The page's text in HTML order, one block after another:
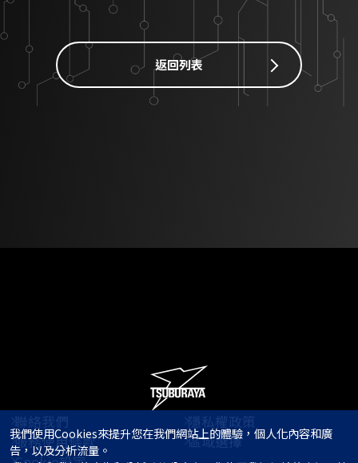
返回列表
聯絡我們
隱私權政策
服務使用條款
區域選擇
我們使用Cookies來提升您在我們網站上的體驗，個人化內容和廣
告，以及分析流量。